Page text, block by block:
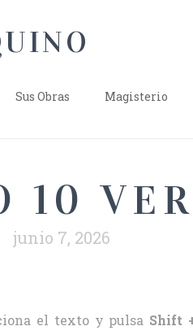
Sus Obras Magisterio
10
junio 7, 2026
el texto y pulsa Shift